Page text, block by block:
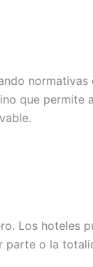
que permite
Los hoteles
o la